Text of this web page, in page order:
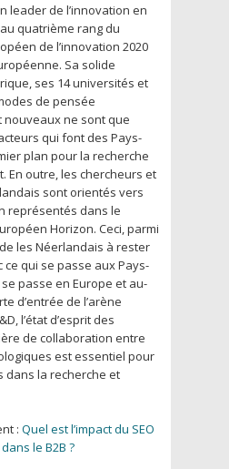
leader de l’innovation en
quatrième rang du
de l’innovation 2020
Sa solide
ses 14 universités et
de pensée
ne sont que
qui font des Pays-
plan pour la recherche
En outre, les chercheurs et
sont orientés vers
représentés dans le
Horizon. Ceci, parmi
les Néerlandais à rester
qui se passe aux Pays-
passe en Europe et au-
d’entrée de l’arène
l’état d’esprit des
de collaboration entre
est essentiel pour
dans la recherche et
: Quel est l’impact du SEO
le B2B ?